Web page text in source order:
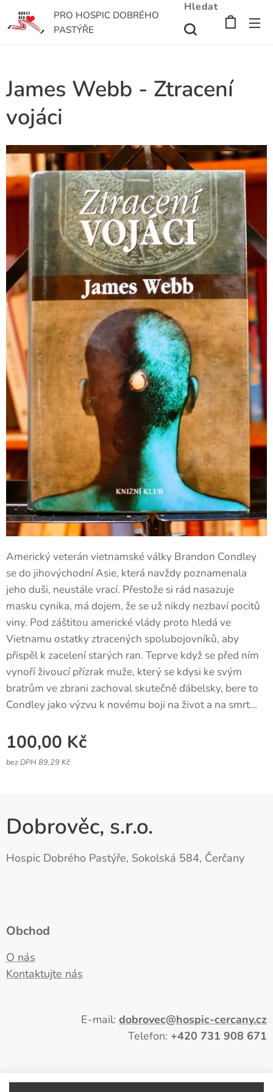
PRO HOSPIC DOBRÉHO
PASTÝŘE
Hledat
James Webb - Ztracení
vojáci
Americký veterán vietnamské války Brandon Condley
se do jihovýchodní Asie, která navždy poznamenala
jeho duši, neustále vrací. Přestože si rád nasazuje
masku cynika, má dojem, že se už nikdy nezbaví pocitů
viny. Pod záštitou americké vlády proto hledá ve
Vietnamu ostatky ztracených spolubojovníků, aby
přispěl k zacelení starých ran. Teprve když se před ním
vynoří živoucí přízrak muže, který se kdysi ke svým
bratrům ve zbrani zachoval skutečně ďábelsky, bere to
Condley jako výzvu k novému boji na život a na smrt...
100,00 Kč
bez DPH 89,29 Kč
Dobrověc, s.r.o.
Hospic Dobrého Pastýře, Sokolská 584, Čerčany
Obchod
O nás
Kontaktujte nás
E-mail: dobrovec@hospic-cercany.cz
Telefon: +420 731 908 671